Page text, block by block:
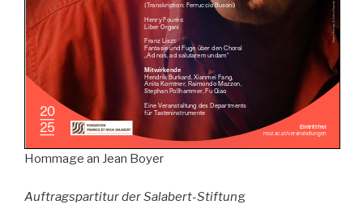
Hommage an Jean Boyer
Auftragspartitur der Salabert-Stiftung